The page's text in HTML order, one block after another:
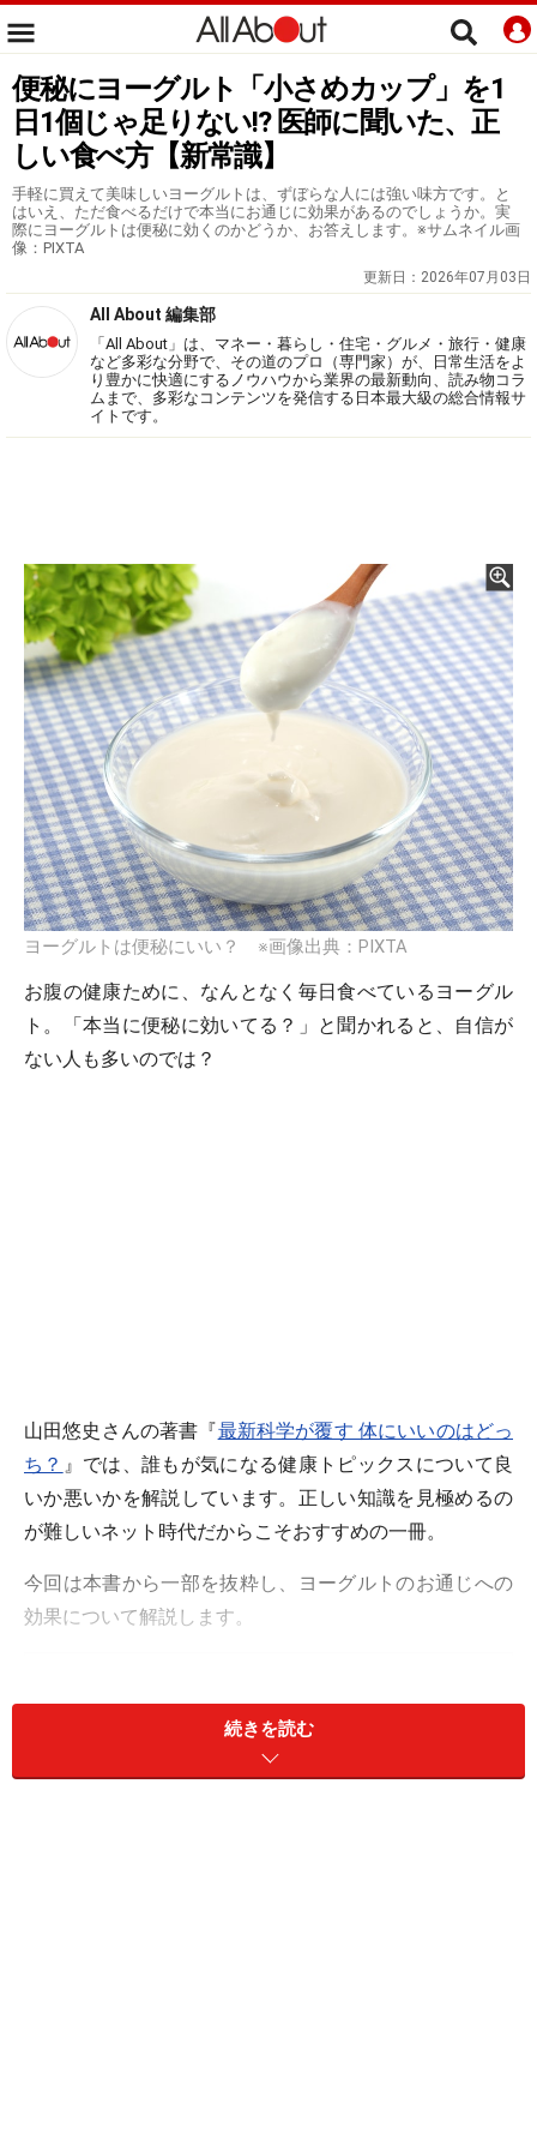
便秘にヨーグルト「小さめカップ」を1
日1個じゃ足りない!? 医師に聞いた、正
しい食べ方【新常識】
手軽に買えて美味しいヨーグルトは、ずぼらな人には強い味方です。と
はいえ、ただ食べるだけで本当にお通じに効果があるのでしょうか。実
際にヨーグルトは便秘に効くのかどうか、お答えします。※サムネイル画
像：PIXTA
更新日： 2026年07月03日
All About 編集部
「All About」は、マネー・暮らし・住宅・グルメ・旅行・健康
など多彩な分野で、その道のプロ（専門家）が、日常生活をよ
り豊かに快適にするノウハウから業界の最新動向、読み物コラ
ムまで、多彩なコンテンツを発信する日本最大級の総合情報サ
イトです。
ヨーグルトは便秘にいい？ ※画像出典：PIXTA
お腹の健康ために、なんとなく毎日食べているヨーグル
ト。「本当に便秘に効いてる？」と聞かれると、自信が
ない人も多いのでは？
山田悠史さんの著書『最新科学が覆す 体にいいのはどっ
ち？ 』では、誰もが気になる健康トピックスについて良
いか悪いかを解説しています。正しい知識を見極めるの
が難しいネット時代だからこそおすすめの一冊。
今回は本書から一部を抜粋し、ヨーグルトのお通じへの
効果について解説します。
ヨーグルトが便秘に効くって本当？
補助的な役割を果たしている
続きを読む